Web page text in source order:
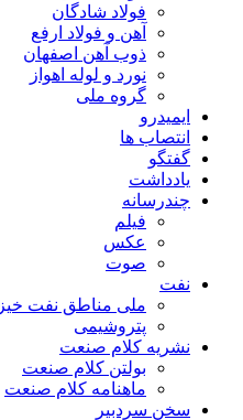
فولاد شادگان
آهن و فولاد ارفع
ذوب آهن اصفهان
نورد و لوله اهواز
گروه ملی
ایمیدرو
انتصاب ها
گفتگو
یادداشت
چندرسانه
فیلم
عکس
صوت
نفت
ملی مناطق نفت خیز
پتروشیمی
نشریه کلام صنعت
بولتن کلام صنعت
ماهنامه کلام صنعت
سخن سردبیر